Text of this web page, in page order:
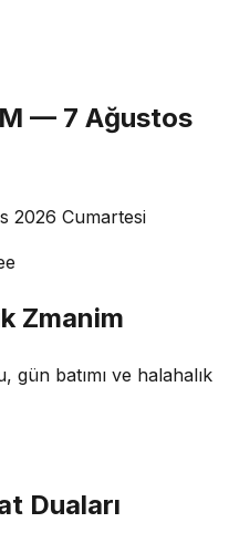
— 7 Ağustos
2026 Cumartesi
Zmanim
batımı ve halahalık
Duaları